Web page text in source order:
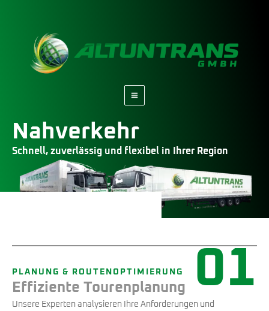
Nahverkehr
Schnell, zuverlässig und flexibel in Ihrer Region
01
PLANUNG & ROUTENOPTIMIERUNG
Effiziente Tourenplanung
Unsere Experten analysieren Ihre Anforderungen und